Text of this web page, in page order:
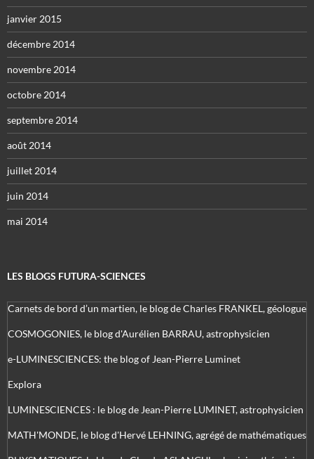
janvier 2015
décembre 2014
novembre 2014
octobre 2014
septembre 2014
août 2014
juillet 2014
juin 2014
mai 2014
LES BLOGS FUTURA-SCIENCES
Carnets de bord d’un martien, le blog de Charles FRANKEL, géologue
COSMOGONIES, le blog d'Aurélien BARRAU, astrophysicien
e-LUMINESCIENCES: the blog of Jean-Pierre Luminet
Explora
LUMINESCIENCES : le blog de Jean-Pierre LUMINET, astrophysicien
MATH'MONDE, le blog d'Hervé LEHNING, agrégé de mathématiques